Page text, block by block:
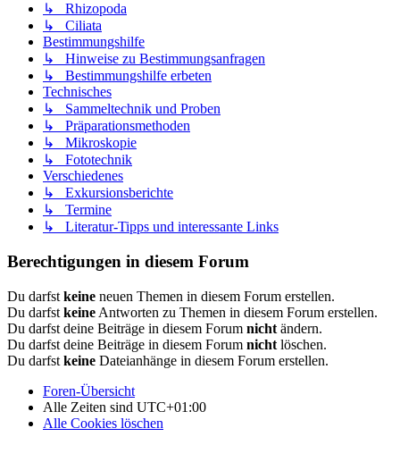
↳ Rhizopoda
↳ Ciliata
Bestimmungshilfe
↳ Hinweise zu Bestimmungsanfragen
↳ Bestimmungshilfe erbeten
Technisches
↳ Sammeltechnik und Proben
↳ Präparationsmethoden
↳ Mikroskopie
↳ Fototechnik
Verschiedenes
↳ Exkursionsberichte
↳ Termine
↳ Literatur-Tipps und interessante Links
Berechtigungen in diesem Forum
Du darfst keine neuen Themen in diesem Forum erstellen.
Du darfst keine Antworten zu Themen in diesem Forum erstellen.
Du darfst deine Beiträge in diesem Forum nicht ändern.
Du darfst deine Beiträge in diesem Forum nicht löschen.
Du darfst keine Dateianhänge in diesem Forum erstellen.
Foren-Übersicht
Alle Zeiten sind UTC+01:00
Alle Cookies löschen